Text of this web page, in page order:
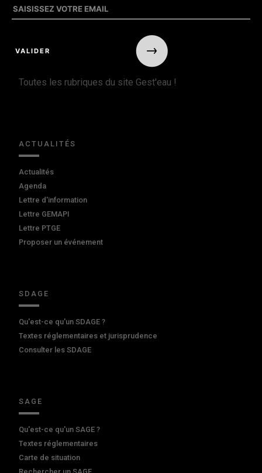
Toutes les rubriques du site Gest'eau !
ACTUALITÉS
Actualités
Agenda
Lettre d'information
Lettre GEMAPI
Lettre PTGE
Proposer un événement
SDAGE
Qu'est-ce qu'un SDAGE ?
Textes réglementaires et jurisprudence
Consulter les SDAGE
SAGE
Qu'est-ce qu'un SAGE ?
Textes réglementaires
Carte de situation